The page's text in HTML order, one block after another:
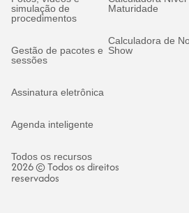
simulação de
procedimentos
Gestão de pacotes e
sessões
Assinatura eletrônica
Agenda inteligente
Todos os recursos
Maturidade
Calculadora de
Show
2026 © Todos os direitos
reservados